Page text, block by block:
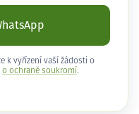
k vyřízení vaší žádosti o
o ochraně soukromí .